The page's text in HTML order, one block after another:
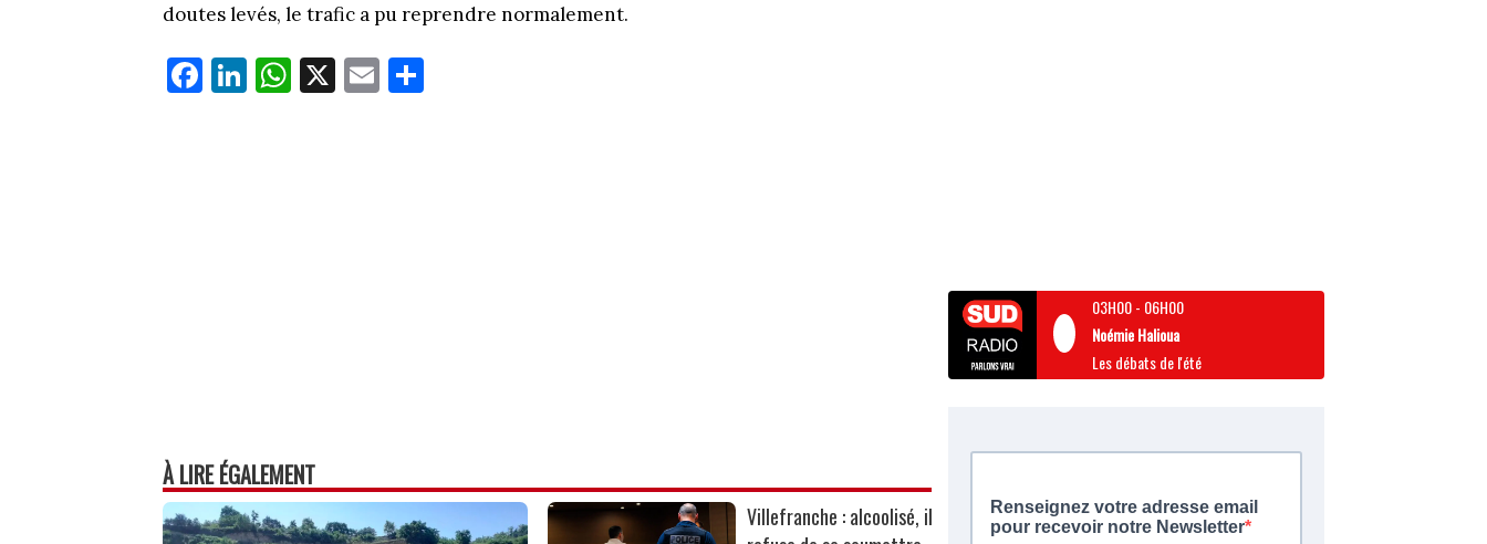
doutes levés, le trafic a pu reprendre normalement.
Fa
ce
Li
nk
W
ha
X E
m
À LIRE ÉGALEMENT
Villefranche : alcoolisé, il
03H00- 06H00
Noémie Halioua
Les débats de l'été